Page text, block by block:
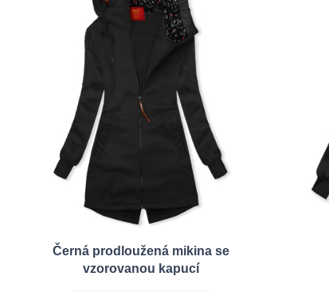
Černá prodloužená mikina se
vzorovanou kapucí